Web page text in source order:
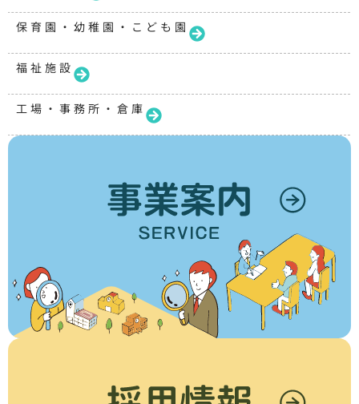
保育園・幼稚園・こども園
福祉施設
工場・事務所・倉庫